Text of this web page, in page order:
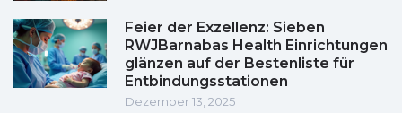
Feier der Exzellenz: Sieben
RWJBarnabas Health Einrichtungen
glänzen auf der Bestenliste für
Entbindungsstationen
Dezember 13, 2025